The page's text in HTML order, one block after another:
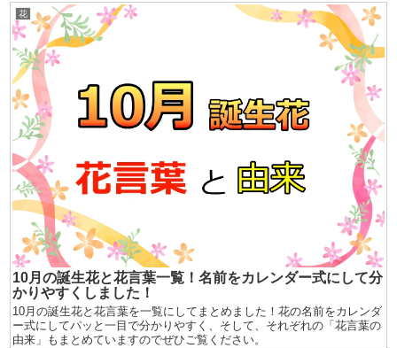
花
10月の誕生花と花言葉一覧！名前をカレンダー式にして分
かりやすくしました！
10月の誕生花と花言葉を一覧にしてまとめました！花の名前をカレンダ
ー式にしてパッと一目で分かりやすく、そして、それぞれの「花言葉の
由来」もまとめていますのでぜひご覧ください。